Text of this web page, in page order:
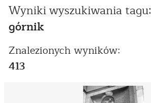
Wyniki wyszukiwania tagu:
górnik
Znalezionych wyników:
413